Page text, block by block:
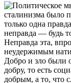
сталинизма было
только одна
неправда — будь
Неправда эта,
неудержимым
Добро и зло были
добру, то есть
добрым, а то, что